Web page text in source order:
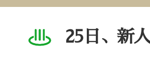
25日、新